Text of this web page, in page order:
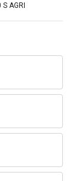
AGRI